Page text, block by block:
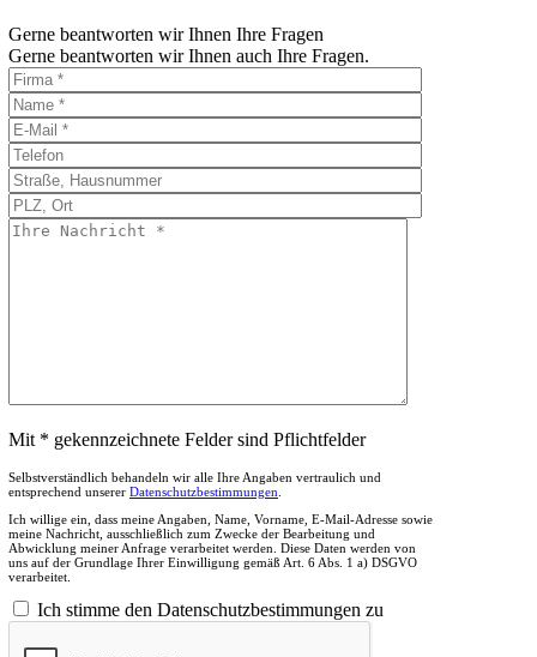
Gerne beantworten wir Ihnen Ihre Fragen
Gerne beantworten wir Ihnen auch Ihre Fragen.
Mit * gekennzeichnete Felder sind Pflichtfelder
Selbstverständlich behandeln wir alle Ihre Angaben vertraulich und
entsprechend unserer Datenschutzbestimmungen
Ich willige ein, dass meine Angaben, Name, Vorname, E-Mail-Adresse sowie
meine Nachricht, ausschließlich zum Zwecke der Bearbeitung und
Abwicklung meiner Anfrage verarbeitet werden. Diese Daten werden von
uns auf der Grundlage Ihrer Einwilligung gemäß Art. 6 Abs. 1 a) DSGVO
verarbeitet.
Ich stimme den Datenschutzbestimmungen zu